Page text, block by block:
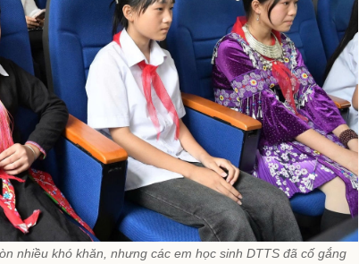
nhiều khó khăn, nhưng các em học sinh DTTS đã cố gắng